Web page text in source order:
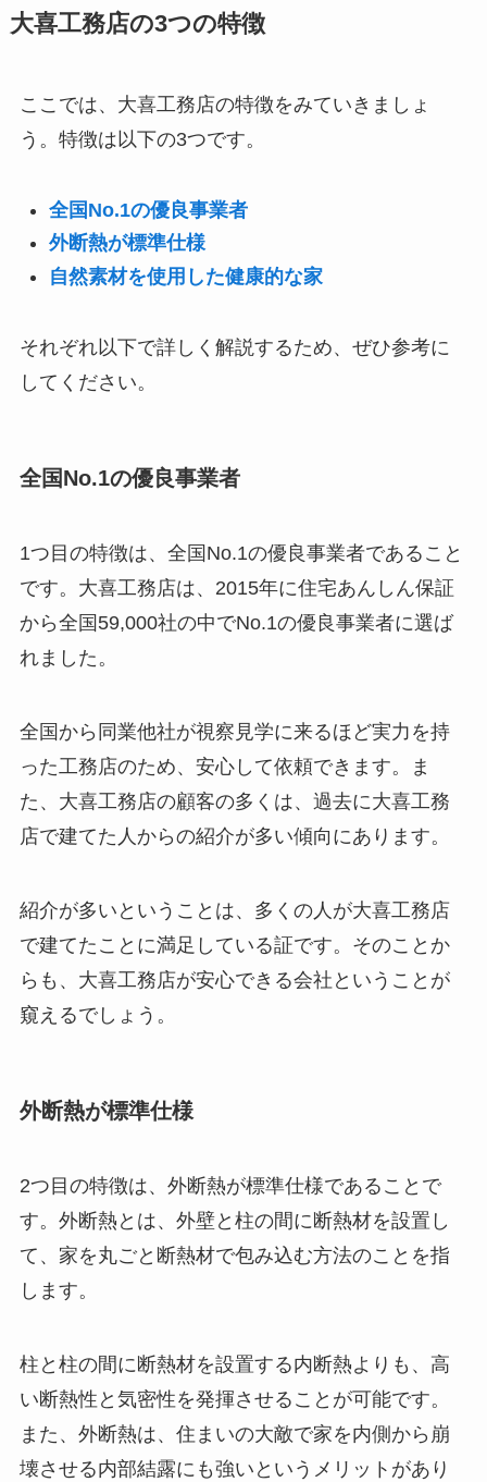
大喜工務店の3つの特徴
ここでは、大喜工務店の特徴をみていきましょ
う。特徴は以下の3つです。
全国No.1の優良事業者
外断熱が標準仕様
自然素材を使用した健康的な家
それぞれ以下で詳しく解説するため、ぜひ参考に
してください。
全国No.1の優良事業者
1つ目の特徴は、全国No.1の優良事業者であること
です。大喜工務店は、2015年に住宅あんしん保証
から全国59,000社の中でNo.1の優良事業者に選ば
れました。
全国から同業他社が視察見学に来るほど実力を持
った工務店のため、安心して依頼できます。ま
た、大喜工務店の顧客の多くは、過去に大喜工務
店で建てた人からの紹介が多い傾向にあります。
紹介が多いということは、多くの人が大喜工務店
で建てたことに満足している証です。そのことか
らも、大喜工務店が安心できる会社ということが
窺えるでしょう。
外断熱が標準仕様
2つ目の特徴は、外断熱が標準仕様であることで
す。外断熱とは、外壁と柱の間に断熱材を設置し
て、家を丸ごと断熱材で包み込む方法のことを指
します。
柱と柱の間に断熱材を設置する内断熱よりも、高
い断熱性と気密性を発揮させることが可能です。
また、外断熱は、住まいの大敵で家を内側から崩
壊させる内部結露にも強いというメリットがあり